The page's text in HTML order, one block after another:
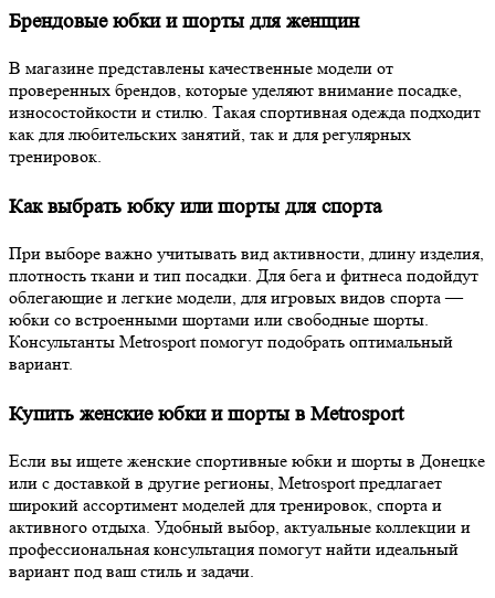
Брендовые юбки и шорты для женщин
В магазине представлены качественные модели от
проверенных брендов, которые уделяют внимание посадке,
износостойкости и стилю. Такая спортивная одежда подходит
как для любительских занятий, так и для регулярных
тренировок.
Как выбрать юбку или шорты для спорта
При выборе важно учитывать вид активности, длину изделия,
плотность ткани и тип посадки. Для бега и фитнеса подойдут
облегающие и легкие модели, для игровых видов спорта —
юбки со встроенными шортами или свободные шорты.
Консультанты Metrosport помогут подобрать оптимальный
вариант.
Купить женские юбки и шорты в Metrosport
Если вы ищете женские спортивные юбки и шорты в Донецке
или с доставкой в другие регионы, Metrosport предлагает
широкий ассортимент моделей для тренировок, спорта и
активного отдыха. Удобный выбор, актуальные коллекции и
профессиональная консультация помогут найти идеальный
вариант под ваш стиль и задачи.